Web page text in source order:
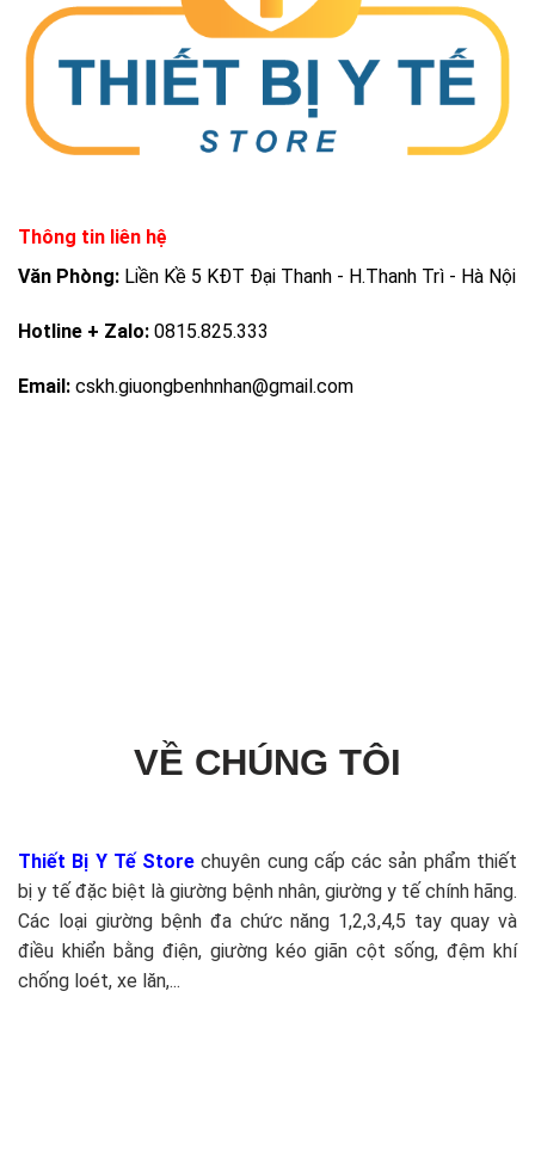
Thông tin liên hệ
Văn Phòng: Liền Kề 5 KĐT Đại Thanh - H.Thanh Trì - Hà Nội
Hotline + Zalo: 0815.825.333
Email: cskh.giuongbenhnhan@gmail.com
VỀ CHÚNG TÔI
Thiết Bị Y Tế Store chuyên cung cấp các sản phẩm thiết
bị y tế đặc biệt là giường bệnh nhân, giường y tế chính hãng.
Các loại giường bệnh đa chức năng 1,2,3,4,5 tay quay và
điều khiển bằng điện, giường kéo giãn cột sống, đệm khí
chống loét, xe lăn,...